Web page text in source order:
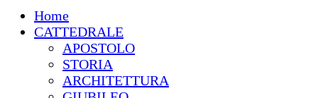
Home
CATTEDRALE
APOSTOLO
STORIA
ARCHITETTURA